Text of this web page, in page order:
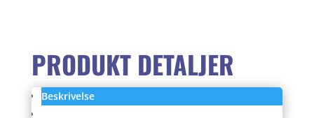
45/45
PRODUKT DETALJER
Beskrivelse